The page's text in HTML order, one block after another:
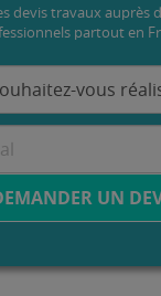
devis travaux auprès
partout en
UN